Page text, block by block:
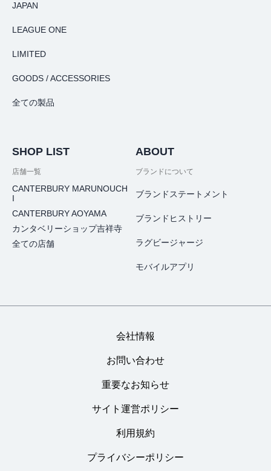
JAPAN
LEAGUE ONE
LIMITED
GOODS / ACCESSORIES
全ての製品
SHOP LIST
店舗一覧
CANTERBURY MARUNOUCH
I
CANTERBURY AOYAMA
カンタベリーショップ吉祥寺
全ての店舗
ABOUT
ブランドについて
ブランドステートメント
ブランドヒストリー
ラグビージャージ
モバイルアプリ
会社情報
お問い合わせ
重要なお知らせ
サイト運営ポリシー
利用規約
プライバシーポリシー